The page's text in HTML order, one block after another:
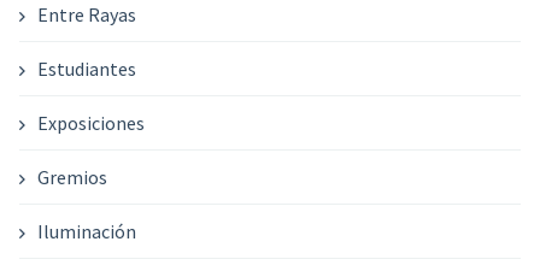
Entre Rayas
Estudiantes
Exposiciones
Gremios
Iluminación